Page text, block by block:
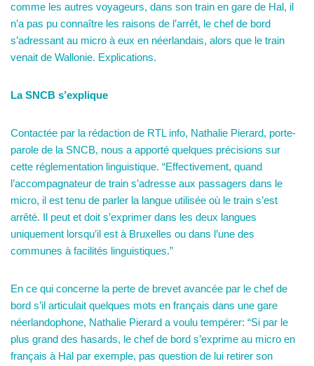
comme les autres voyageurs, dans son train en gare de Hal, il
n’a pas pu connaître les raisons de l’arrêt, le chef de bord
s’adressant au micro à eux en néerlandais, alors que le train
venait de Wallonie. Explications.
La SNCB s’explique
Contactée par la rédaction de RTL info, Nathalie Pierard, porte-
parole de la SNCB, nous a apporté quelques précisions sur
cette réglementation linguistique. “Effectivement, quand
l’accompagnateur de train s’adresse aux passagers dans le
micro, il est tenu de parler la langue utilisée où le train s’est
arrêté. Il peut et doit s’exprimer dans les deux langues
uniquement lorsqu’il est à Bruxelles ou dans l’une des
communes à facilités linguistiques.”
En ce qui concerne la perte de brevet avancée par le chef de
bord s’il articulait quelques mots en français dans une gare
néerlandophone, Nathalie Pierard a voulu tempérer: “Si par le
plus grand des hasards, le chef de bord s’exprime au micro en
français à Hal par exemple, pas question de lui retirer son